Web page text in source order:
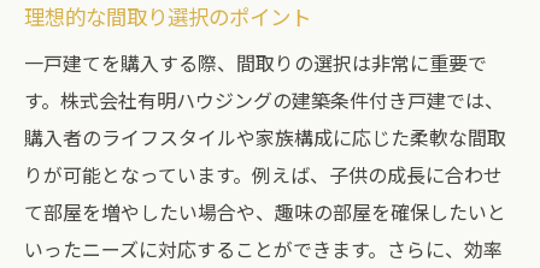
一括購入によるコストダウンの秘訣
長期的な資産価値を見据えた投資
メンテナンス費用を抑える工夫
お得なローンプランの活用
購入後の税制優遇措置について
一戸建ての資産価値を守る有明ハウジングの工
理想的な間取り選択のポイント
一戸建てを購入する際、間取りの選択は非常に重要で
す。株式会社有明ハウジングの建築条件付き戸建では、
購入者のライフスタイルや家族構成に応じた柔軟な間取
りが可能となっています。例えば、子供の成長に合わせ
て部屋を増やしたい場合や、趣味の部屋を確保したいと
いったニーズに対応することができます。さらに、効率